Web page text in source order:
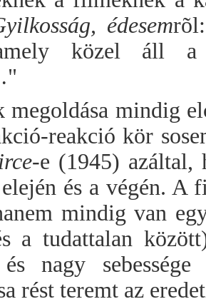
édesem
közel áll a
megoldása mindig
reakció kör
e (1945) azáltal,
és a végén. A
mindig van
a tudattalan
nagy
rést teremt az